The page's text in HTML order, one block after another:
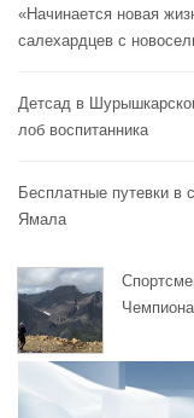
«Начинается новая
салехардцев с
Детсад в
лоб воспитанника
Бесплатные путевки в
Ямала